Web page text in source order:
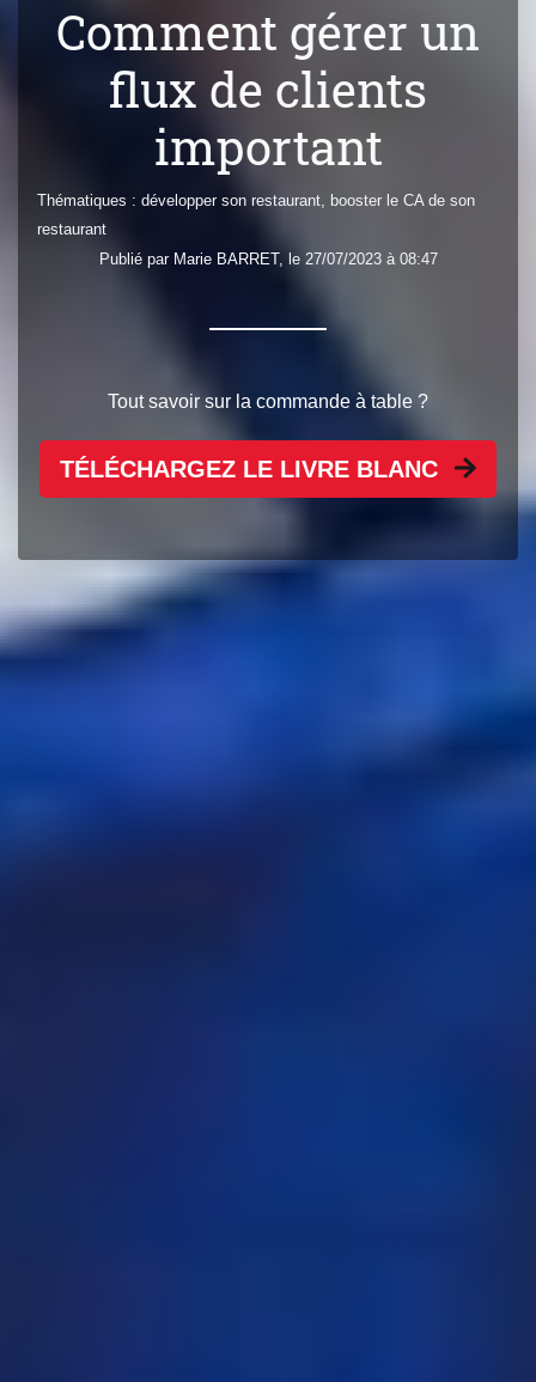
Comment gérer un
flux de clients
important
Thématiques : développer son restaurant booster le CA de son
restaurant
Publié par Marie BARRET, le 27/07/2023 à 08:47
Tout savoir sur la commande à table ?
TÉLÉCHARGEZ LE LIVRE BLANC